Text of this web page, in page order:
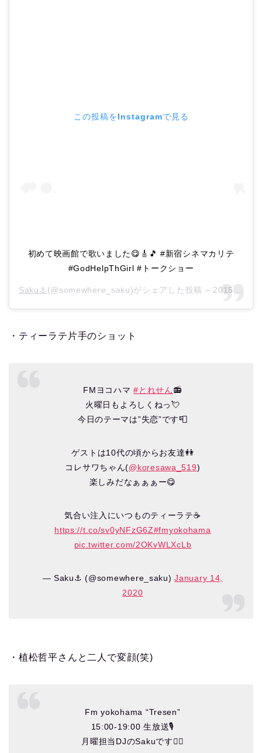
この投稿をInstagramで見る
初めて映画館で歌いました😋🎸🎵 #新宿シネマカリテ
#GodHelpThGirl #トークショー
Saku⚓︎ (@somewhere_saku)がシェアした投稿 – 2015年 8月月21日午前6時54分PDT
・ティーラテ片手のショット
FMヨコハマ#とれせん📻
火曜日もよろしくねっ💘
今日のテーマは”失恋”です📮
ゲストは10代の頃からお友達👭
コレサワちゃん(@koresawa_519)
楽しみだなぁぁぁー😋
気合い注入にいつものティーラテ☕️
https://t.co/sv0yNFzG6Z#fmyokohama
pic.twitter.com/2OKvWLXcLb
— Saku⚓︎ (@somewhere_saku)January 14,
2020
・植松哲平さんと二人で変顔(笑)
Fm yokohama “Tresen”
15:00-19:00 生放送🎙
月曜担当DJのSakuです🏃‍♂️